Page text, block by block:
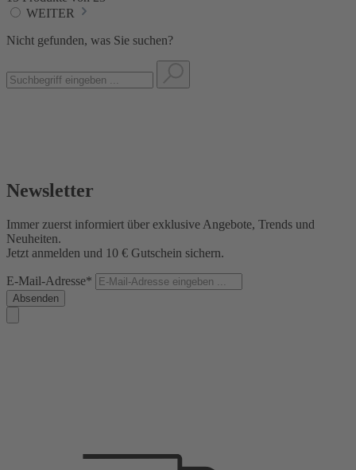
WEITER
Nicht gefunden, was Sie suchen?
Newsletter
Immer zuerst informiert über exklusive Angebote, Trends und
Neuheiten.
Jetzt anmelden und 10 € Gutschein sichern.
E-Mail-Adresse*
Absenden